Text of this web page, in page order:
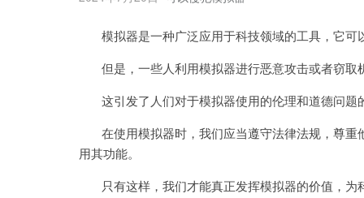
模拟器是一种广泛应用于科技领域的工具，它可
但是，一些人利用模拟器进行恶意攻击或者窃取
这引发了人们对于模拟器使用的伦理和道德问题
在使用模拟器时，我们应当遵守法律法规，尊重
用其功能。
只有这样，我们才能真正发挥模拟器的价值，为